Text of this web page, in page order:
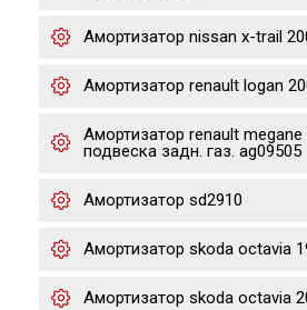
Амортизатор nissan x-trail
Амортизатор renault logan
Амортизатор renault megane
подвеска задн. газ. ag09505
Амортизатор sd2910
Амортизатор skoda octavia
Амортизатор skoda octavia